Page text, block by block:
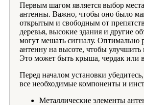
Первым шагом является выбор
антенны. Важно, чтобы оно было
открытым и свободным от
деревья, высокие здания и другие
могут мешать сигналу. Оптимально
антенну на высоте, чтобы улучшить
Это может быть крыша, чердак или
Перед началом установки убедитесь,
все необходимые компоненты и
Металлические элементы